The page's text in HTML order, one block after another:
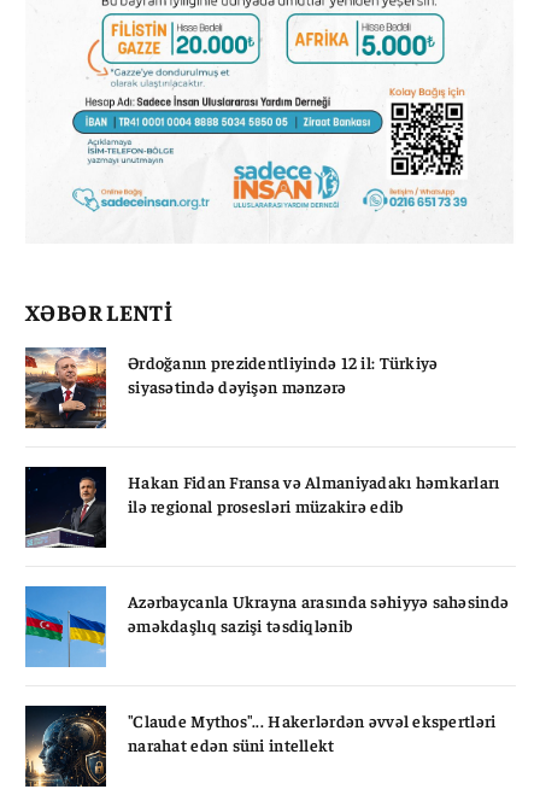
XƏBƏR LENTİ
Ərdoğanın prezidentliyində 12 il: Türkiyə
siyasətində dəyişən mənzərə
Hakan Fidan Fransa və Almaniyadakı həmkarları
ilə regional prosesləri müzakirə edib
Azərbaycanla Ukrayna arasında səhiyyə sahəsində
əməkdaşlıq sazişi təsdiqlənib
"Claude Mythos"... Hakerlərdən əvvəl ekspertləri
narahat edən süni intellekt